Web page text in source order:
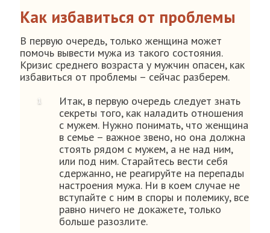
Как избавиться от проблемы
В первую очередь, только женщина может
помочь вывести мужа из такого состояния.
Кризис среднего возраста у мужчин опасен, как
избавиться от проблемы – сейчас разберем.
Итак, в первую очередь следует знать
секреты того, как наладить отношения
с мужем. Нужно понимать, что женщина
в семье – важное звено, но она должна
стоять рядом с мужем, а не над ним,
или под ним. Старайтесь вести себя
сдержанно, не реагируйте на перепады
настроения мужа. Ни в коем случае не
вступайте с ним в споры и полемику, все
равно ничего не докажете, только
больше разозлите.